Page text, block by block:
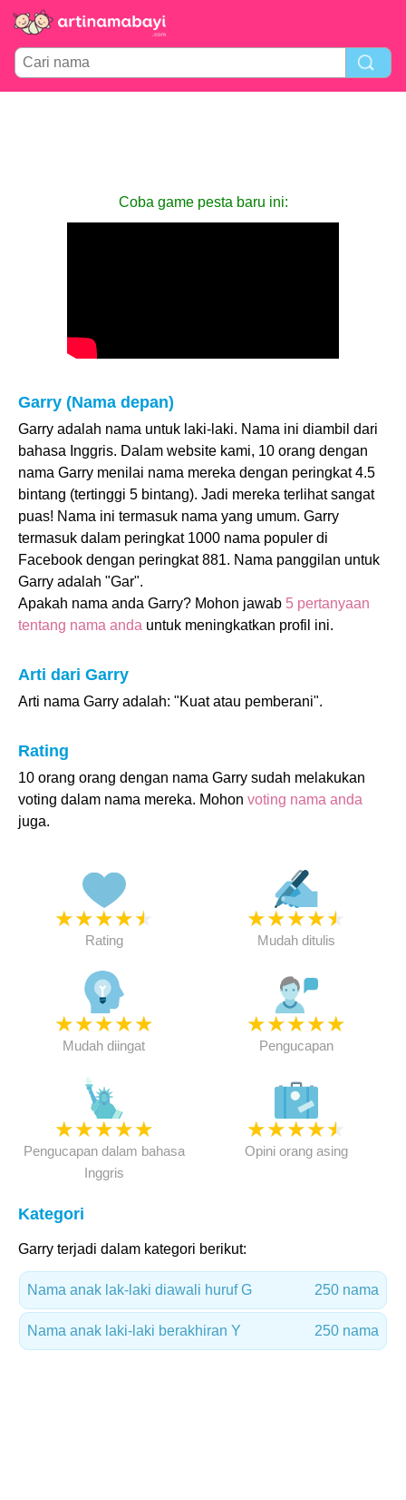
Coba game pesta baru ini:
Garry (Nama depan)
Garry adalah nama untuk laki-laki. Nama ini diambil dari
bahasa Inggris. Dalam website kami, 10 orang dengan
nama Garry menilai nama mereka dengan peringkat 4.5
bintang (tertinggi 5 bintang). Jadi mereka terlihat sangat
puas! Nama ini termasuk nama yang umum. Garry
termasuk dalam peringkat 1000 nama populer di
Facebook dengan peringkat 881. Nama panggilan untuk
Garry adalah "Gar".
Apakah nama anda Garry? Mohon jawab 5 pertanyaan
tentang nama anda untuk meningkatkan profil ini.
Arti dari Garry
Arti nama Garry adalah: "Kuat atau pemberani".
Rating
10 orang orang dengan nama Garry sudah melakukan
voting dalam nama mereka. Mohon voting nama anda
juga.
★★★★★
Rating
★★★★★
Mudah ditulis
★★★★★
Mudah diingat
★★★★★
Pengucapan
★★★★★
Pengucapan dalam bahasa
Inggris
★★★★★
Opini orang asing
Kategori
Garry terjadi dalam kategori berikut:
Nama anak lak-laki diawali huruf G 250 nama
Nama anak laki-laki berakhiran Y 250 nama